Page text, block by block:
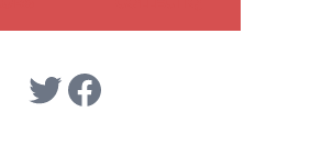
Twitter
Facebook